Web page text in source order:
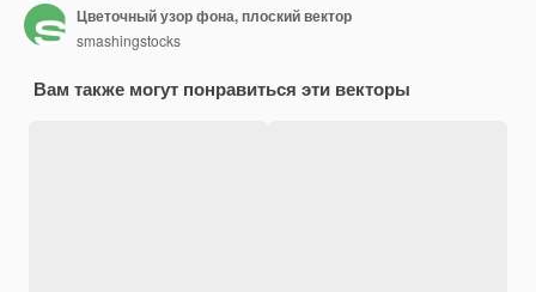
Цветочный узор фона, плоский вектор
smashingstocks
Вам также могут понравиться эти векторы